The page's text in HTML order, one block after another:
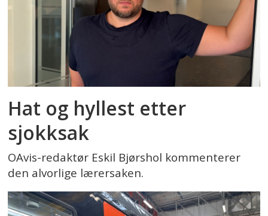
Hat og hyllest etter
sjokksak
OAvis-redaktør Eskil Bjørshol kommenterer
den alvorlige lærersaken.